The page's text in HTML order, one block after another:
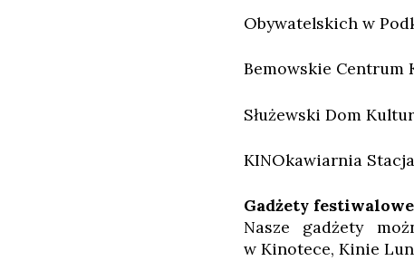
Obywatelskich w
Bemowskie Centrum
Służewski Dom
KINOkawiarnia
Gadżety festiwalowe
Nasze gadżety
w Kinotece, Kinie